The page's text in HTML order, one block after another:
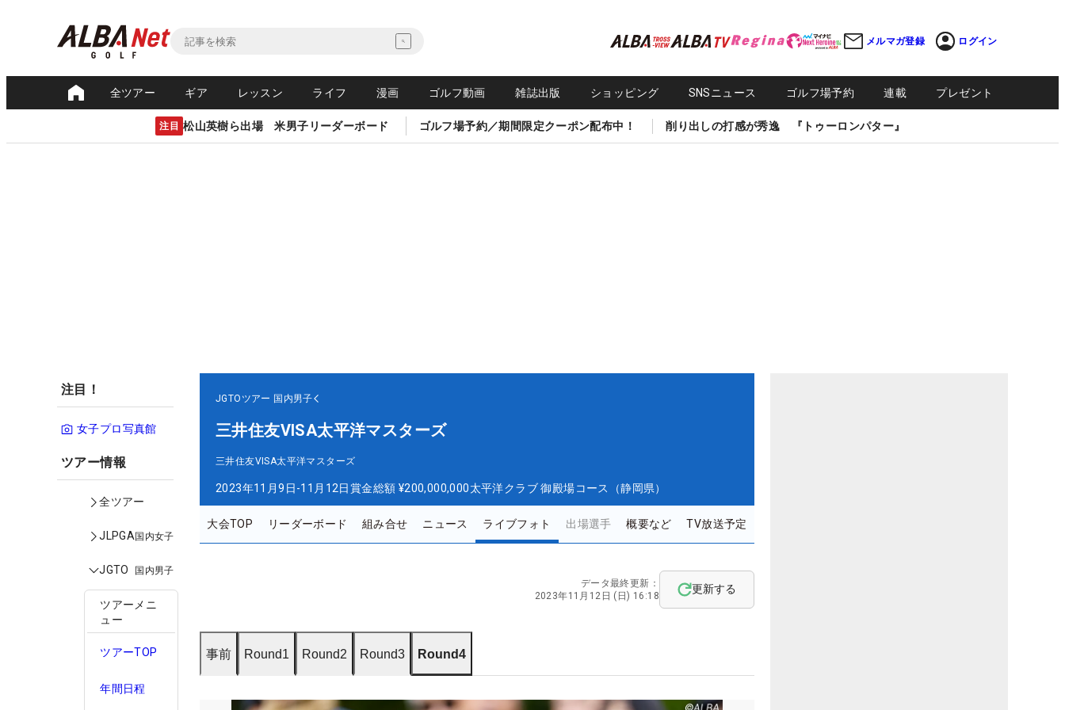
メルマガ登録 ログイン
全ツアー ギア レッスン ライフ 漫画 ゴルフ動画 雑誌出版 ショッピング SNSニュース ゴルフ場予約 連載 プレゼント
注目 松山英樹ら出場 米男子リーダーボード ゴルフ場予約／期間限定クーポン配布中！ 削り出しの打感が秀逸 『トゥーロンパター』
注目！
女子プロ写真館
ツアー情報
全ツアー
JLPGA国内女子
JGTO 国内男子
ツアーメニ
ュー
ツアーTOP
年間日程
JGTOツアー 国内男子
三井住友VISA太平洋マスターズ
三井住友VISA太平洋マスターズ
2023年11月9日-11月12日賞金総額 ¥200,000,000太平洋クラブ 御殿場コース（静岡県）
大会TOP リーダーボード 組み合せ ニュース ライブフォト 出場選手 概要など TV放送予定
データ最終更新：
2023年11月12日 (日) 16:18
更新する
事前 Round1 Round2 Round3 Round4